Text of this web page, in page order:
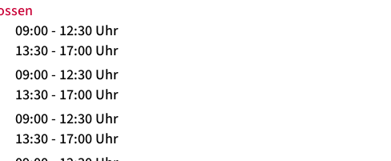
09:00 - 12:30 Uhr
13:30 - 17:00 Uhr
09:00 - 12:30 Uhr
13:30 - 17:00 Uhr
09:00 - 12:30 Uhr
13:30 - 17:00 Uhr